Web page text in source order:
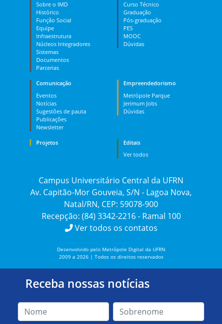
Sobre o IMD
Histórico
Função Social
Equipe
Infraestrutura
Núcleos Integradores
Sistemas
Documentos
Parcerias
Curso Técnico
Graduação
Pós-graduação
PES
MOOC
Dúvidas
Comunicação
Eventos
Notícias
Sugestões de pauta
Publicações
Newsletter
Empreendedorismo
Metrópole Parque
Jerimum Jobs
Dúvidas
Projetos
Editais
Ver todos
Campus Universitário Central da UFRN
Av. Capitão-Mor Gouveia, S/N - Lagoa Nova,
Natal/RN, CEP: 59078-900
Recepção: (84) 3342-2216 - Ramal 100
Ver todos os contatos
Desenvolvido pelo Metrópole Digital da UFRN
2009 a 2026 | Todos os direitos reservados
Receba nossas notícias